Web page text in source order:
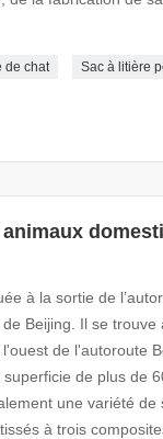
de chat Sac à litière
à la sortie de
Beijing. Il se trouve
de l'autoroute
de plus de
une variété de
à trois